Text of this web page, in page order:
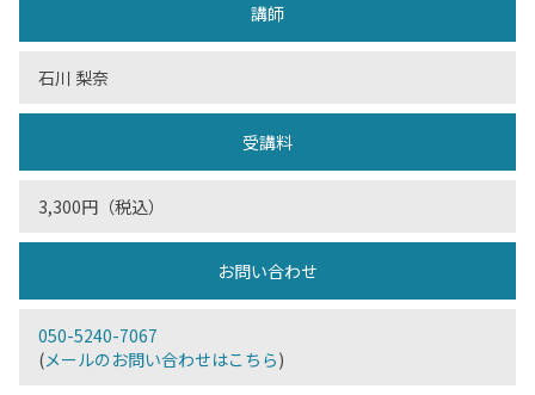
講師
石川 梨奈
受講料
3,300円（税込）
お問い合わせ
050-5240-7067
(メールのお問い合わせはこちら)